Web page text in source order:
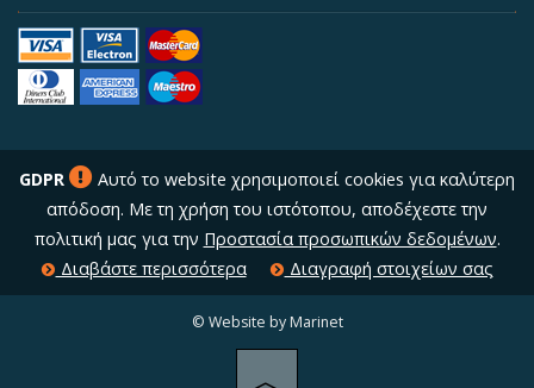
GDPR
Αυτό το website χρησιμοποιεί cookies για καλύτερη
απόδοση. Με τη χρήση του ιστότοπου, αποδέχεστε την
πολιτική μας για την Προστασία προσωπικών δεδομένων.
Διαβάστε περισσότερα
Διαγραφή στοιχείων σας
© Website by Marinet